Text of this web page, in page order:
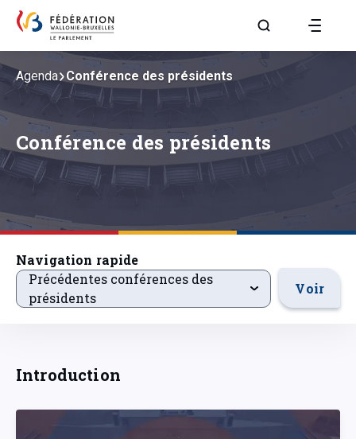
Aller à la page
Conférence des présidents
Agenda Conférence des présidents
Navigation rapide
precedentsevenements
Précédentes conférences des
présidents
Voir
Introduction